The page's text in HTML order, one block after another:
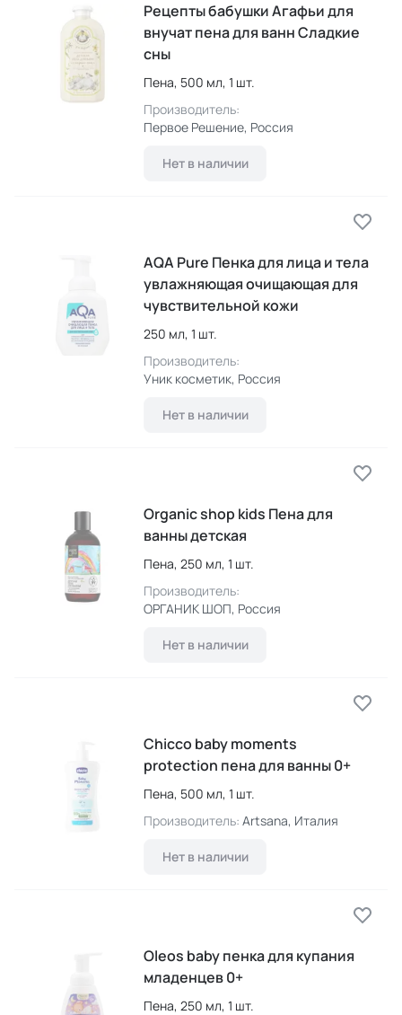
Рецепты бабушки Агафьи для
внучат пена для ванн Сладкие
сны
Пена, 500 мл, 1 шт.
Производитель:
Первое Решение, Россия
Нет в наличии
AQA Pure Пенка для лица и тела
увлажняющая очищающая для
чувствительной кожи
250 мл, 1 шт.
Производитель:
Уник косметик, Россия
Нет в наличии
Organic shop kids Пена для
ванны детская
Пена, 250 мл, 1 шт.
Производитель:
ОРГАНИК ШОП, Россия
Нет в наличии
Chicco baby moments
protection пена для ванны 0+
Пена, 500 мл, 1 шт.
Производитель: Artsana, Италия
Нет в наличии
Oleos baby пенка для купания
младенцев 0+
Пена, 250 мл, 1 шт.